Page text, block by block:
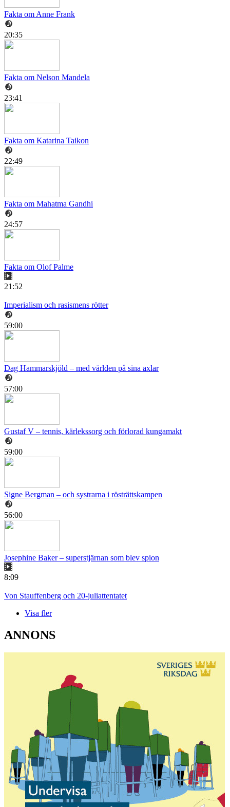
Fakta om Anne Frank
20:35
Fakta om Nelson Mandela
23:41
Fakta om Katarina Taikon
22:49
Fakta om Mahatma Gandhi
24:57
Fakta om Olof Palme
21:52
Imperialism och rasismens rötter
59:00
Dag Hammarskjöld – med världen på sina axlar
57:00
Gustaf V – tennis, kärlekssorg och förlorad kungamakt
59:00
Signe Bergman – och systrarna i rösträttskampen
56:00
Josephine Baker – superstjärnan som blev spion
8:09
Von Stauffenberg och 20-juliattentatet
Visa fler
ANNONS